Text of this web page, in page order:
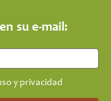
su e-mail:
y privacidad